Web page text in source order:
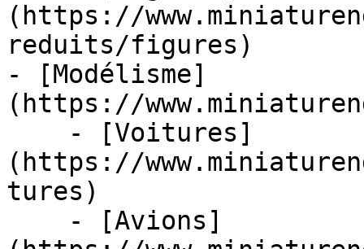
(https://
reduits/figures)
- [Modélisme]
(https://
(https://
tures)